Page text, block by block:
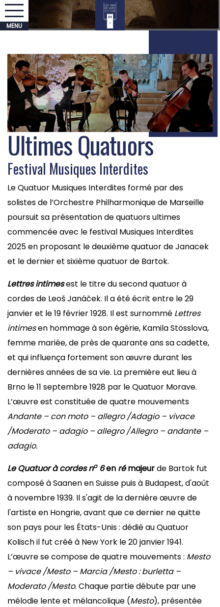
Ultimes Quatuors
Festival Musiques Interdites
Le Quatuor Musiques Interdites formé par des
solistes de l’Orchestre Philharmonique de Marseille
poursuit sa présentation de quatuors ultimes
commencée avec le festival Musiques Interdites
2025 en proposant le deuxième quatuor de Janacek
et le dernier et sixième quatuor de Bartok.
Lettres intimesest le titre du second quatuor à
cordes de Leoš Janáček. Il a été écrit entre le 29
janvier et le 19 février 1928. Il est surnommé Lettres
intimesen hommage à son égérie, Kamila Stösslova,
femme mariée, de près de quarante ans sa cadette,
et qui influença fortement son œuvre durant les
dernières années de sa vie. La première eut lieu à
Brno le 11 septembre 1928 par le Quatuor Morave.
L’œuvre est constituée de quatre mouvements
Andante – con moto – allegro /Adagio – vivace
/Moderato – adagio – allegro /Allegro – andante –
adagio.
Le Quatuor à cordes no6en rémajeurde Bartok fut
composé à Saanen en Suisse puis à Budapest, d'août
à novembre 1939. Il s'agit de la dernière œuvre de
l'artiste en Hongrie, avant que ce dernier ne quitte
son pays pour les États-Unis : dédié au Quatuor
Kolisch il fut créé à New York le 20 janvier 1941.
L’œuvre se compose de quatre mouvements : Mesto
– vivace /Mesto – Marcia /Mesto :burletta–
Moderato /Mesto. Chaque partie débute par une
mélodie lente et mélancolique (Mesto), présentée